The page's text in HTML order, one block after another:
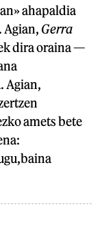
ahapaldia
Agian, Gerra
dira oraina —
Agian,
amets bete